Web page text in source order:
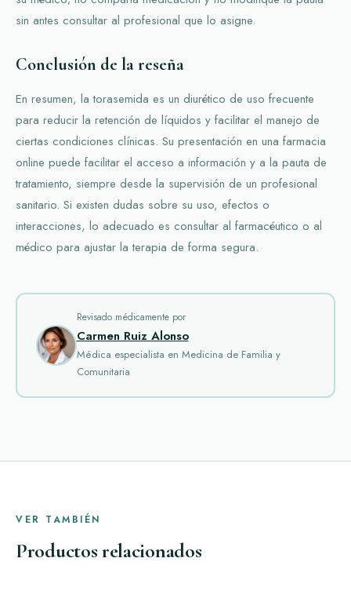
sin antes consultar al profesional que lo asigne.
Conclusión de la reseña
En resumen, la torasemida es un diurético de uso frecuente
para reducir la retención de líquidos y facilitar el manejo de
ciertas condiciones clínicas. Su presentación en una farmacia
online puede facilitar el acceso a información y a la pauta de
tratamiento, siempre desde la supervisión de un profesional
sanitario. Si existen dudas sobre su uso, efectos o
interacciones, lo adecuado es consultar al farmacéutico o al
médico para ajustar la terapia de forma segura.
Revisado médicamente por
Carmen Ruiz Alonso
Médica especialista en Medicina de Familia y
Comunitaria
VER TAMBIÉN
Productos relacionados